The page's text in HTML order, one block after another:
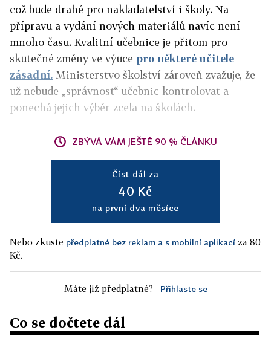
což bude drahé pro nakladatelství i školy. Na
přípravu a vydání nových materiálů navíc není
mnoho času. Kvalitní učebnice je přitom pro
skutečné změny ve výuce pro některé učitele
zásadní. Ministerstvo školství zároveň zvažuje, že
už nebude „správnost“ učebnic kontrolovat a
ponechá jejich výběr zcela na školách.
ZBÝVÁ VÁM JEŠTĚ 90 % ČLÁNKU
Číst dál za
40 Kč
na první dva měsíce
Nebo zkuste předplatné bez reklam a s mobilní aplikací za 80
Kč.
Máte již předplatné? Přihlaste se
Co se dočtete dál